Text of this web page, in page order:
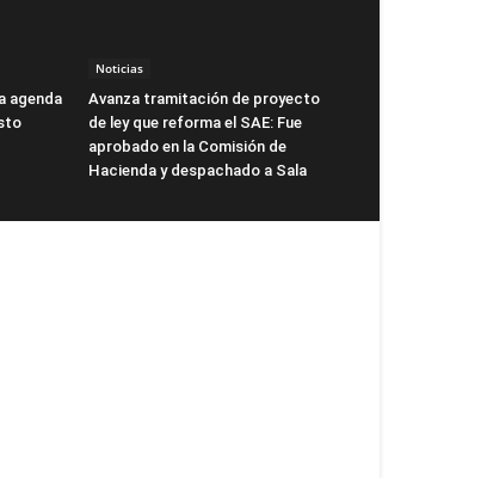
agenda
Noticias
Avanza tramitación de proyecto
de ley que reforma el SAE: Fue
aprobado en la Comisión de
Hacienda y despachado a Sala